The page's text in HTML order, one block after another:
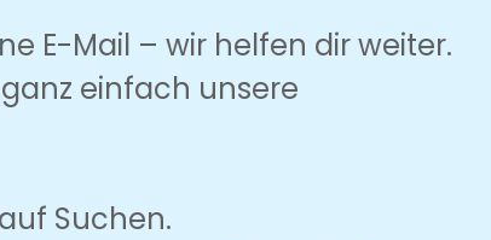
E-Mail – wir helfen dir weiter.
einfach unsere
Suchen.